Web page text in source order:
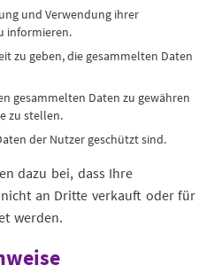
und Verwendung ihrer
informieren.
zu geben, die gesammelten Daten
gesammelten Daten zu gewähren
zu stellen.
der Nutzer geschützt sind.
dazu bei, dass Ihre
an Dritte verkauft oder für
werden.